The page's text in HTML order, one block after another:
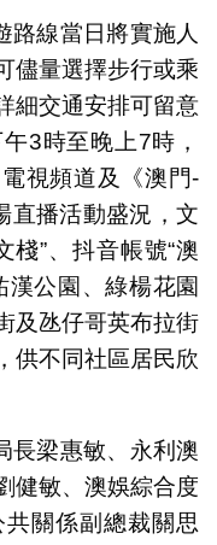
路線當日將實施人
儘量選擇步行或乘
細交通安排可留意
3時至晚上7時，
視頻道及《澳門-
直播活動盛況，文
棧”、抖音帳號“澳
漢公園、綠楊花園
及氹仔哥英布拉街
供不同社區居民欣
長梁惠敏、永利澳
健敏、澳娛綜合度
關係副總裁關思